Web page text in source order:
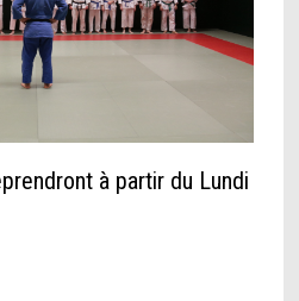
à partir du Lundi